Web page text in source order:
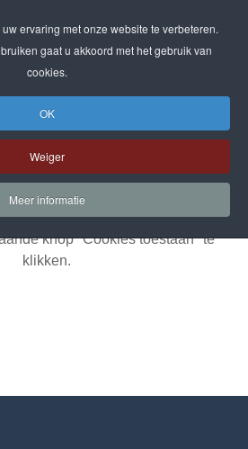
website zijn uitgeschakeld.
op elk moment worden gewijzigd
knop "Cookies toestaan" te
klikken.
ervaring met onze website te verbeteren.
gaat u akkoord met het gebruik van
cookies.
OK
Weiger
Meer informatie